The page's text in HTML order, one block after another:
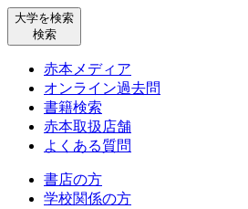
大学を検索
検索
赤本メディア
オンライン過去問
書籍検索
赤本取扱店舗
よくある質問
書店の方
学校関係の方